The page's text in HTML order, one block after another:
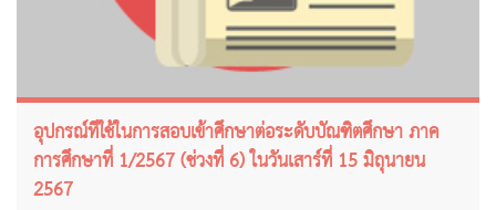
อุปกรณ์ที่ใช้ในการสอบเข้าศึกษาต่อระดับบัณฑิตศึกษา ภาค
การศึกษาที่ 1/2567 (ช่วงที่ 6) ในวันเสาร์ที่ 15 มิถุนายน
2567